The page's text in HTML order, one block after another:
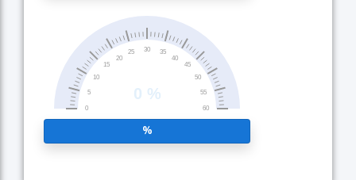
%